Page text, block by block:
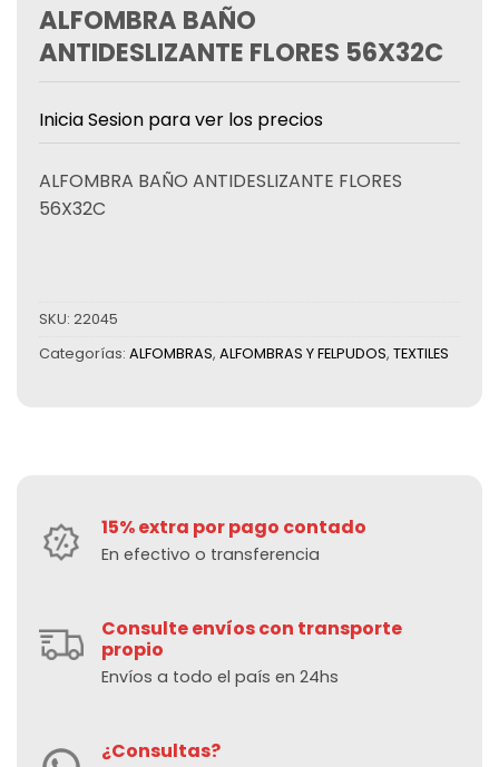
ALFOMBRA BAÑO
ANTIDESLIZANTE FLORES 56X32C
Inicia Sesion para ver los precios
ALFOMBRA BAÑO ANTIDESLIZANTE FLORES
56X32C
SKU: 22045
Categorías: ALFOMBRAS, ALFOMBRAS Y FELPUDOS, TEXTILES
15% extra por pago contado
En efectivo o transferencia
Consulte envíos con transporte
propio
Envíos a todo el país en 24hs
¿Consultas?